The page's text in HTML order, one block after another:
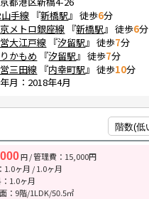
山手線 『新橋駅 』 徒歩6分
メトロ銀座線 『新橋駅 』 徒歩6分
大江戸線 『汐留駅 』 徒歩7分
かもめ 『汐留駅 』 徒歩7分
三田線 『内幸町駅 』 徒歩10分
月：2018年4月
円/ 管理費：15,000円
1.0ヶ月 /1.0ヶ月
1.0ヶ月
：9階/1LDK/50.5㎡